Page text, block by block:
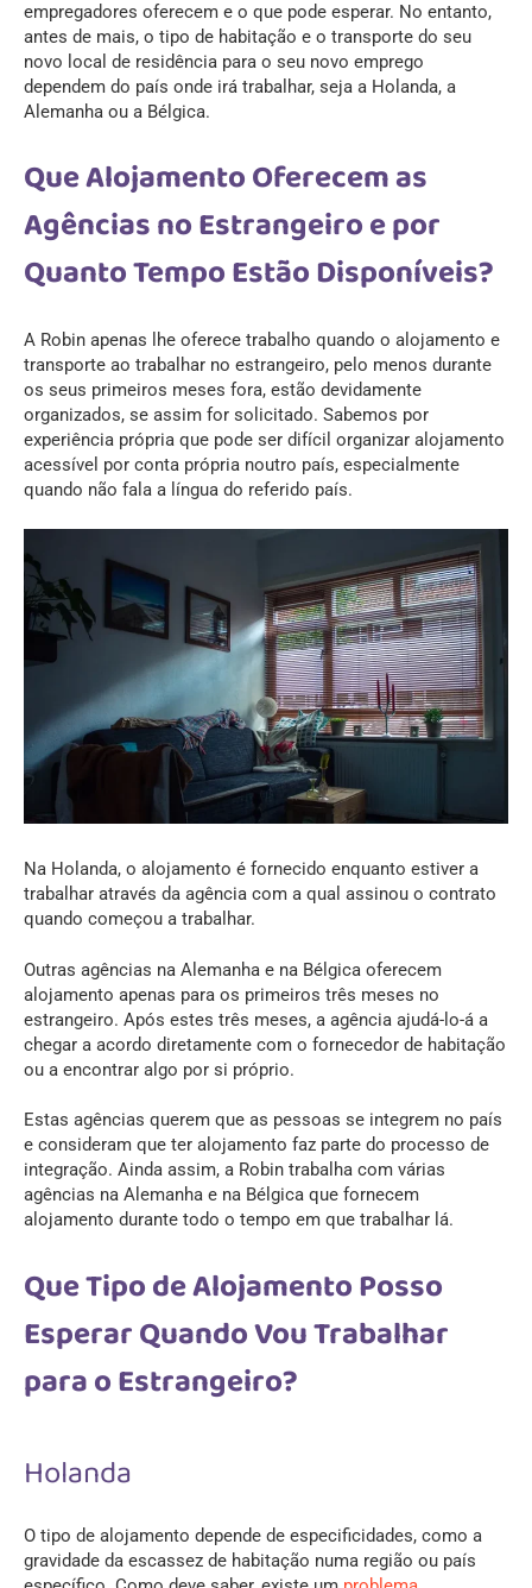
empregadores oferecem e o que pode esperar. No entanto,
antes de mais, o tipo de habitação e o transporte do seu
novo local de residência para o seu novo emprego
dependem do país onde irá trabalhar, seja a Holanda, a
Alemanha ou a Bélgica.
Que Alojamento Oferecem as
Agências no Estrangeiro e por
Quanto Tempo Estão Disponíveis?
A Robin apenas lhe oferece trabalho quando o alojamento e
transporte ao trabalhar no estrangeiro, pelo menos durante
os seus primeiros meses fora, estão devidamente
organizados, se assim for solicitado. Sabemos por
experiência própria que pode ser difícil organizar alojamento
acessível por conta própria noutro país, especialmente
quando não fala a língua do referido país.
Na Holanda, o alojamento é fornecido enquanto estiver a
trabalhar através da agência com a qual assinou o contrato
quando começou a trabalhar.
Outras agências na Alemanha e na Bélgica oferecem
alojamento apenas para os primeiros três meses no
estrangeiro. Após estes três meses, a agência ajudá-lo-á a
chegar a acordo diretamente com o fornecedor de habitação
ou a encontrar algo por si próprio.
Estas agências querem que as pessoas se integrem no país
e consideram que ter alojamento faz parte do processo de
integração. Ainda assim, a Robin trabalha com várias
agências na Alemanha e na Bélgica que fornecem
alojamento durante todo o tempo em que trabalhar lá.
Que Tipo de Alojamento Posso
Esperar Quando Vou Trabalhar
para o Estrangeiro?
Holanda
O tipo de alojamento depende de especificidades, como a
gravidade da escassez de habitação numa região ou país